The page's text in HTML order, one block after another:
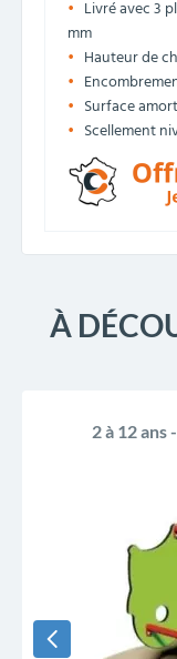
Livré avec 3
mm
Hauteur de
Surface
Scellement
À
2 à 12 ans